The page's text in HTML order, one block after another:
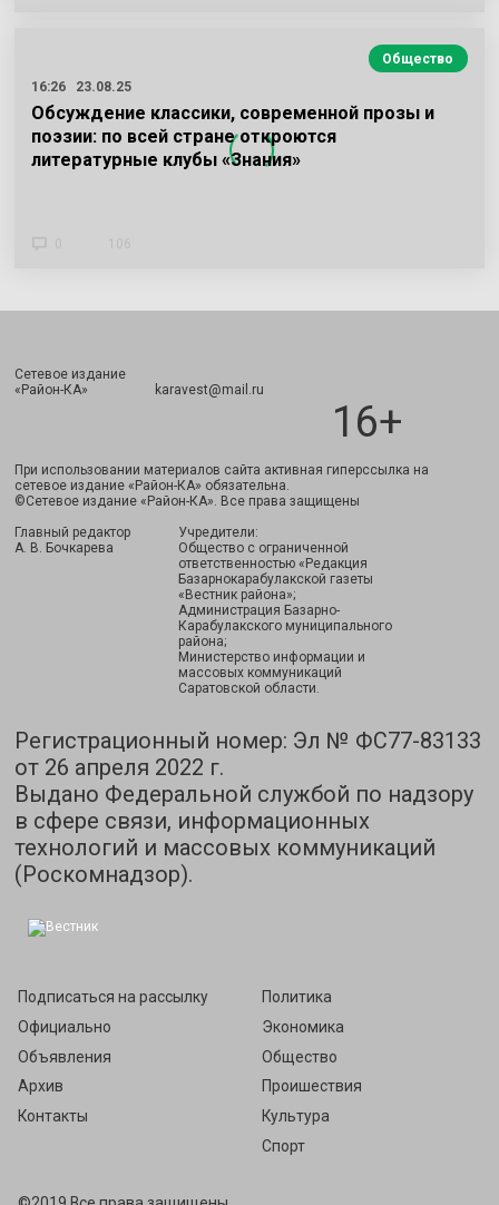
Общество
16:26
23.08.25
Обсуждение классики, современной прозы и
поэзии: по всей стране откроются
литературные клубы «Знания»
Сетевое издание
«Район-КА» karavest@mail.ru
16+
При использовании материалов сайта активная гиперссылка на
сетевое издание «Район-КА» обязательна.
©Сетевое издание «Район-КА». Все права защищены
Главный редактор
А. В. Бочкарева
Учредители:
Общество с ограниченной
ответственностью «Редакция
Базарнокарабулакской газеты
«Вестник района»;
Администрация Базарно-
Карабулакского муниципального
района;
Министерство информации и
массовых коммуникаций
Саратовской области.
Регистрационный номер: Эл № ФС77-83133
от 26 апреля 2022 г.
Выдано Федеральной службой по надзору
в сфере связи, информационных
технологий и массовых коммуникаций
(Роскомнадзор).
Подписаться на рассылку
Официально
Объявления
Архив
Контакты
Политика
Экономика
Общество
Проишествия
Культура
Спорт
Подписаться